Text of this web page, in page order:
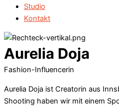
Studio
Kontakt
Aurelia Doja
Fashion-Influencerin
Aurelia Doja ist Creatorin aus
Shooting haben wir mit einem